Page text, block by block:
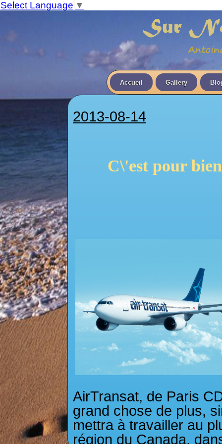
Select Language ▼
Accueil Gallery
2013-08-14
C\'est pour
AirTransat, de Paris
grand chose de plus,
mettra à travailler au
région du Canada,